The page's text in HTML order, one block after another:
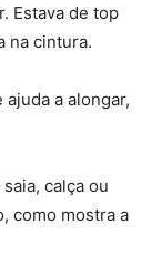
Estava de top
na cintura.
ajuda a alongar,
calça ou
como mostra a